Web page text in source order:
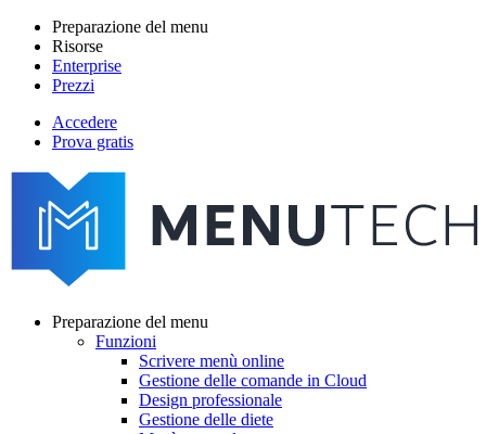
Salta
contenuto
principale
Main
navigation
Preparazione del menu
Risorse
Enterprise
Prezzi
menutech
navigation
Accedere
Prova gratis
navigation
Preparazione del menu
Funzioni
Scrivere menù online
Gestione delle comande in Cloud
Design professionale
Gestione delle diete